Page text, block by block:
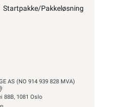
Startpakke/Pakkeløsning
AS (NO 914 939 828 MVA)
88B, 1081 Oslo